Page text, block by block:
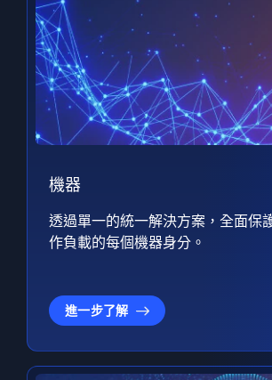
機器
透過單一的統一解決方案，全面保
作負載的每個機器身分。
進一步了解